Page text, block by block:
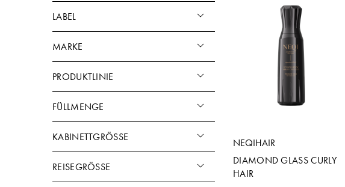
LABEL
MARKE
PRODUKTLINIE
FÜLLMENGE
KABINETTGRÖSSE
REISEGRÖSSE
NEQIHAIR
DIAMOND GLASS CURLY
HAIR